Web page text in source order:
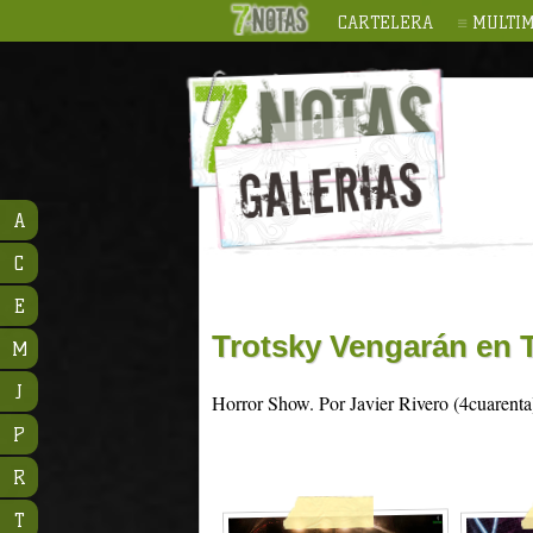
CARTELERA
Trotsky Vengarán en
Horror Show. Por Javier Rivero
A
C
E
M
J
P
R
T